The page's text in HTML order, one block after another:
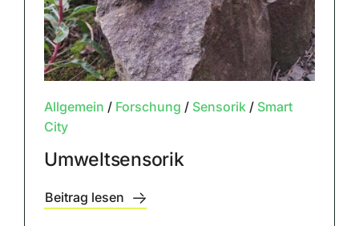
Allgemein / Forschung / Sensorik/ Smart
City
Umweltsensorik
Beitrag lesen